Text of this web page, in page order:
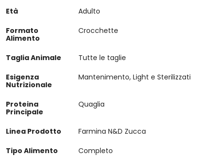
Età
Adulto
Formato
Alimento
Crocchette
Taglia Animale
Tutte le taglie
Esigenza
Nutrizionale
Mantenimento, Light e Sterilizzati
Proteina
Principale
Quaglia
Linea Prodotto
Farmina N&D Zucca
Tipo Alimento
Completo